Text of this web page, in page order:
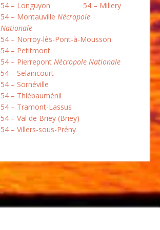
54 – Longuyon
54 – Millery
54 – Montauville Nécropole
Nationale
54 – Norroy-lès-Pont-à-Mousson
54 – Petitmont
54 – Pierrepont Nécropole Nationale
54 – Selaincourt
54 – Sornéville
54 – Thiébauménil
54 – Tramont-Lassus
54 – Val de Briey (Briey)
54 – Villers-sous-Prény